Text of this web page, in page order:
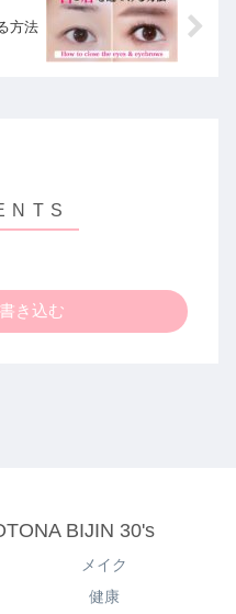
方法
き込む
BIJIN 30's
メイク
健康